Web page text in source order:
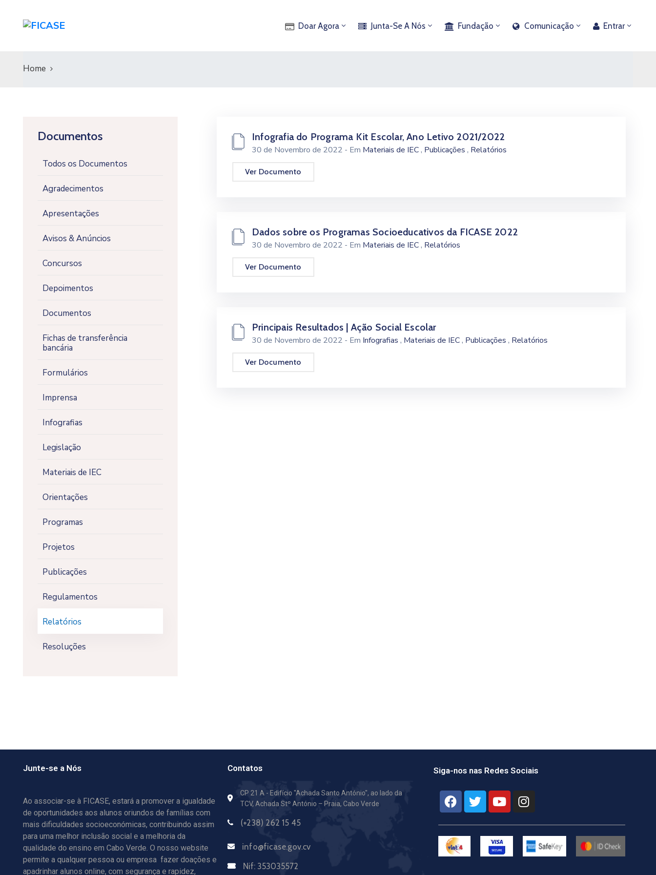
Doar Agora Junta-Se A Nós Fundação Comunicação Entrar
Home
Documentos
Todos os Documentos
Agradecimentos
Apresentações
Avisos & Anúncios
Concursos
Depoimentos
Documentos
Fichas de transferência
bancária
Formulários
Imprensa
Infografias
Legislação
Materiais de IEC
Orientações
Programas
Projetos
Publicações
Regulamentos
Relatórios
Resoluções
Infografia do Programa Kit Escolar, Ano Letivo 2021/2022
30 de Novembro de 2022 - Em Materiais de IEC, Publicações , Relatórios
Ver Documento
Dados sobre os Programas Socioeducativos da FICASE 2022
30 de Novembro de 2022 - Em Materiais de IEC, Relatórios
Ver Documento
Principais Resultados | Ação Social Escolar
30 de Novembro de 2022 - Em Infografias , Materiais de IEC, Publicações , Relatórios
Ver Documento
Junte-se a Nós
Ao associar-se à FICASE, estará a promover a igualdade
de oportunidades aos alunos oriundos de famílias com
mais dificuldades socioeconómicas, contribuindo assim
para uma melhor inclusão social e a melhoria da
qualidade do ensino em Cabo Verde. O nosso website
permite a qualquer pessoa ou empresa fazer doações e
apadrinhar alunos online, com segurança e rapidez,
Contatos
CP 21 A - Edifício "Achada Santo António", ao lado da
TCV, Achada Stº António – Praia, Cabo Verde
(+238) 262 15 45
info@ficase.gov.cv
Nif: 353035572
Siga-nos nas Redes Sociais